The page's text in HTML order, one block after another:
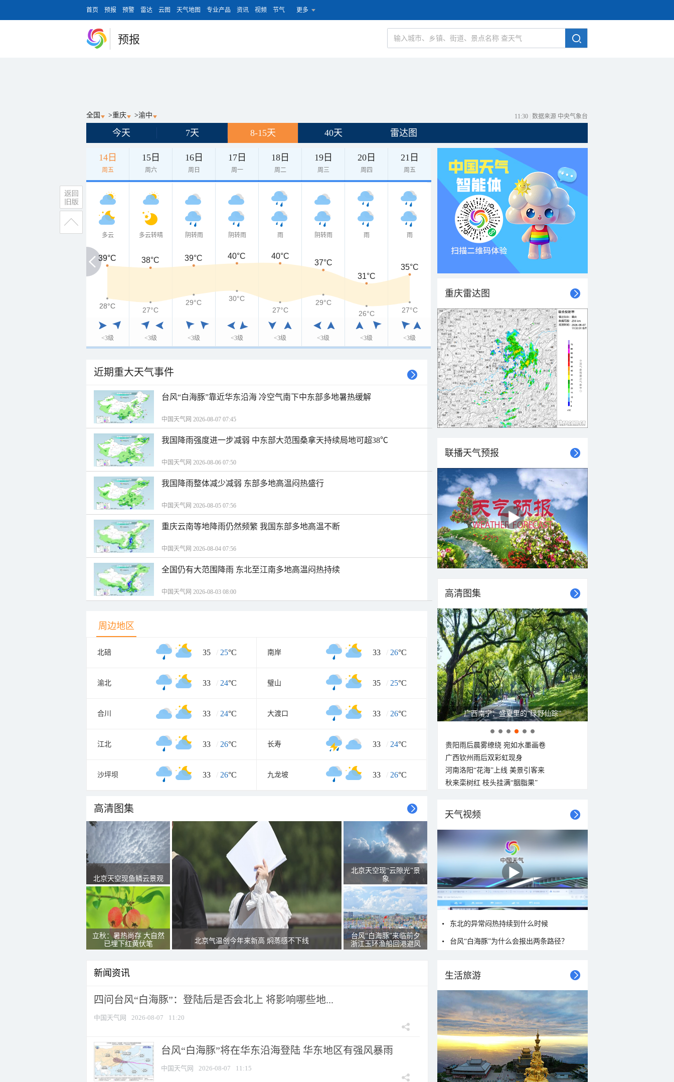
首页 预报 预警 雷达 云图 天气地图 专业产品 资讯 视频 节气 更多
预报
全国 >重庆 >渝中 11:30 数据来源 中央气象台
今天 7天 8-15天 40天 雷达图
14日
周五
15日
周六
16日
周日
17日
周一
18日
周二
19日
周三
20日
周四
21日
周五
多云
<3级
多云转晴
<3级
阴转雨
<3级
阴转雨
<3级
雨
<3级
阴转雨
<3级
雨
<3级
雨
<3级
39°C
39°C 38°C 39°C 40°C 40°C
37°C
31°C
35°C
28°C
28°C 27°C
29°C
30°C
27°C
29°C
26°C
27°C
近期重大天气事件
台风“白海豚”靠近华东沿海 冷空气南下中东部多地暑热缓解
中国天气网 2026-08-07 07:45
我国降雨强度进一步减弱 中东部大范围桑拿天持续局地可超38℃
中国天气网 2026-08-06 07:50
我国降雨整体减少减弱 东部多地高温闷热盛行
中国天气网 2026-08-05 07:56
重庆云南等地降雨仍然频繁 我国东部多地高温不断
中国天气网 2026-08-04 07:56
全国仍有大范围降雨 东北至江南多地高温闷热持续
中国天气网 2026-08-03 08:00
周边地区
北碚 35 / 25°C 南岸 33 / 26°C
渝北 33 / 24°C 璧山 35 / 25°C
合川 33 / 24°C 大渡口 33 / 26°C
江北 33 / 26°C 长寿 33 / 24°C
沙坪坝 33 / 26°C 九龙坡 33 / 26°C
高清图集
北京天空现鱼鳞云景观
立秋：暑热尚存 大自然
已埋下红黄伏笔
北京气温创今年来新高 焖蒸感不下线
北京天空现“云隙光”景
象
台风“白海豚”来临前夕
浙江玉环渔船回港避风
新闻资讯
四问台风“白海豚”：登陆后是否会北上 将影响哪些地...
中国天气网 2026-08-07 11:20
台风“白海豚”将在华东沿海登陆 华东地区有强风暴雨
中国天气网 2026-08-07 11:15
重庆雷达图
联播天气预报
高清图集
广西南宁：盛夏里的“绿野仙踪”
贵阳雨后晨雾缭绕 宛如水墨画卷
广西钦州雨后双彩虹现身
河南洛阳“花海”上线 美景引客来
秋来栾树红 枝头挂满“胭脂果”
天气视频
东北的异常闷热持续到什么时候
台风“白海豚”为什么会报出两条路径？
生活旅游